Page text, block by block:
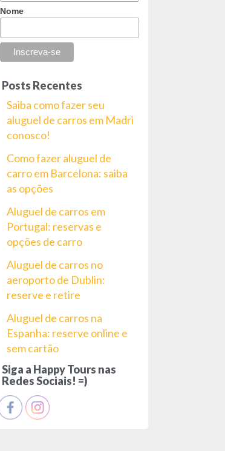
Nome
Posts Recentes
Saiba como fazer seu
aluguel de carros em Madri
conosco!
Como fazer aluguel de
carro em Barcelona: saiba
as opções
Aluguel de carros em
Portugal: reservas e
opções de carro
Aluguel de carros no
aeroporto de Dublin:
reserve e retire
Aluguel de carros na
Espanha: reserve online e
sem cartão
Siga a Happy Tours nas
Redes Sociais! =)